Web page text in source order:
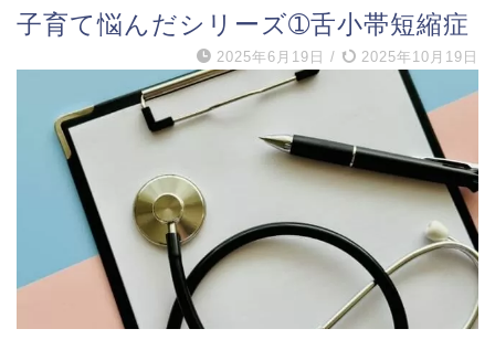
子育て悩んだシリーズ➀舌小帯短縮症
2025年6月19日 / 2025年10月19日